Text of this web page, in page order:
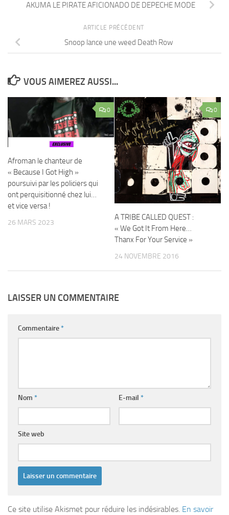
AKUMA LE PIRATE AFICIONADO DE DEPECHE MODE
ARTICLE PRÉCÉDENT
Snoop lance une weed Death Row
VOUS AIMEREZ AUSSI...
0
Afroman le chanteur de
« Because I Got High »
poursuivi par les policiers qui
ont perquisitionné chez lui…
et vice versa !
26 MARS 2023
0
A TRIBE CALLED QUEST :
« We Got It From Here…
Thanx For Your Service »
24 NOVEMBRE 2016
LAISSER UN COMMENTAIRE
Commentaire*
Nom * E-mail *
Site web
Ce site utilise Akismet pour réduire les indésirables. En savoir